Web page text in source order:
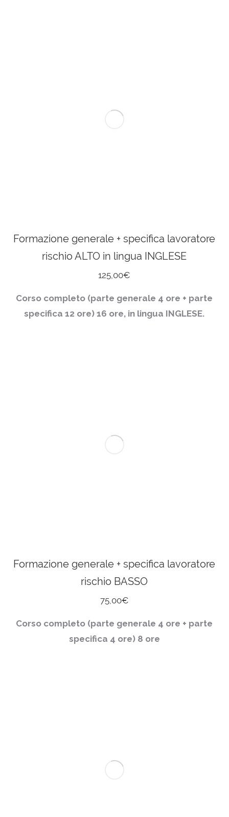
Formazione generale + specifica lavoratore
rischio ALTO in lingua INGLESE
125,00€
Corso completo (parte generale 4 ore + parte
specifica 12 ore) 16 ore, in lingua INGLESE.
Formazione generale + specifica lavoratore
rischio BASSO
75,00€
Corso completo (parte generale 4 ore + parte
specifica 4 ore) 8 ore